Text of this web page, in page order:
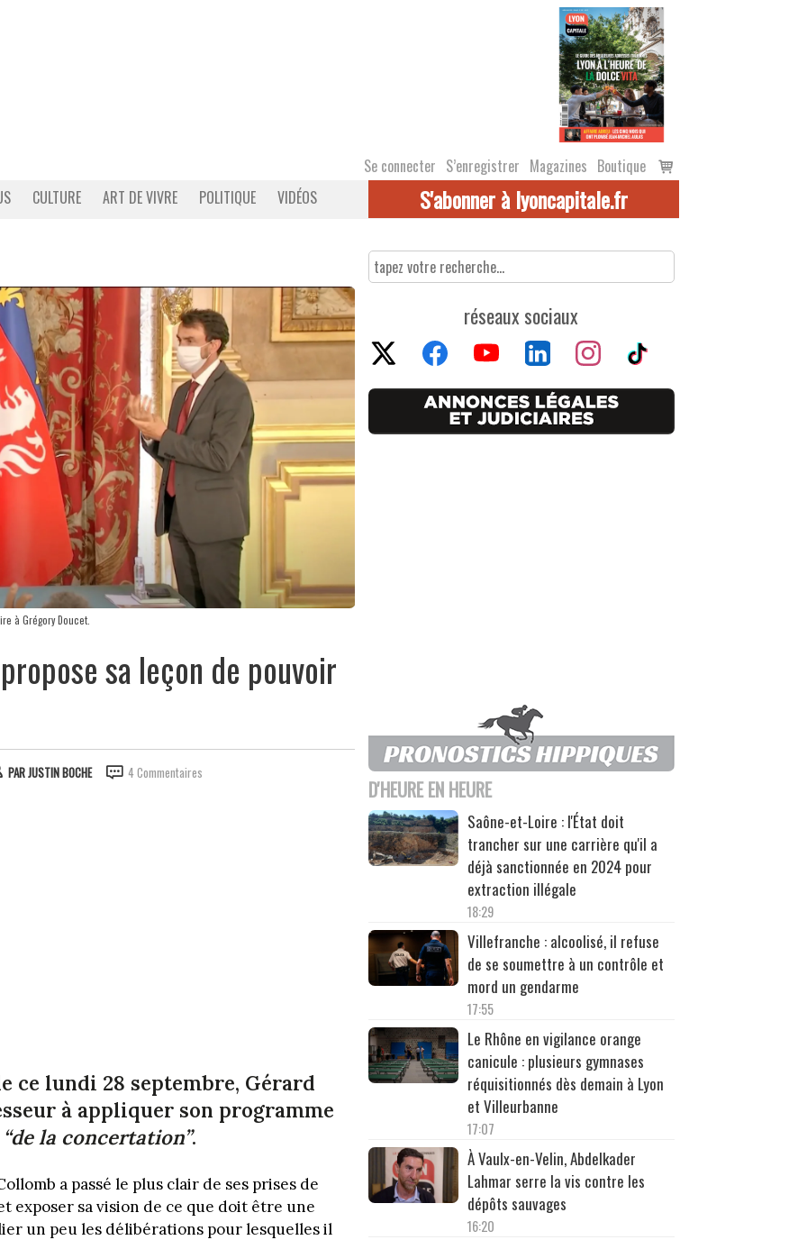
Se connecter S’enregistrer Magazines Boutique
Voir
le
CULTURE ART DE VIVRE POLITIQUE VIDÉOS S'abonner à lyoncapitale.fr
à Grégory Doucet.
sa leçon de pouvoir
PARJUSTIN BOCHE 4 Commentaires
ce lundi 28 septembre, Gérard
à appliquer son programme
“de la concertation”.
a passé le plus clair de ses prises de
exposer sa vision de ce que doit être une
un peu les délibérations pour lesquelles il
réseaux sociaux
D'HEURE EN HEURE
Saône-et-Loire : l'État doit
trancher sur une carrière qu'il a
déjà sanctionnée en 2024 pour
extraction illégale
18:29
Villefranche : alcoolisé, il refuse
de se soumettre à un contrôle et
mord un gendarme
17:55
Le Rhône en vigilance orange
canicule : plusieurs gymnases
réquisitionnés dès demain à Lyon
et Villeurbanne
17:07
À Vaulx-en-Velin, Abdelkader
Lahmar serre la vis contre les
dépôts sauvages
16:20